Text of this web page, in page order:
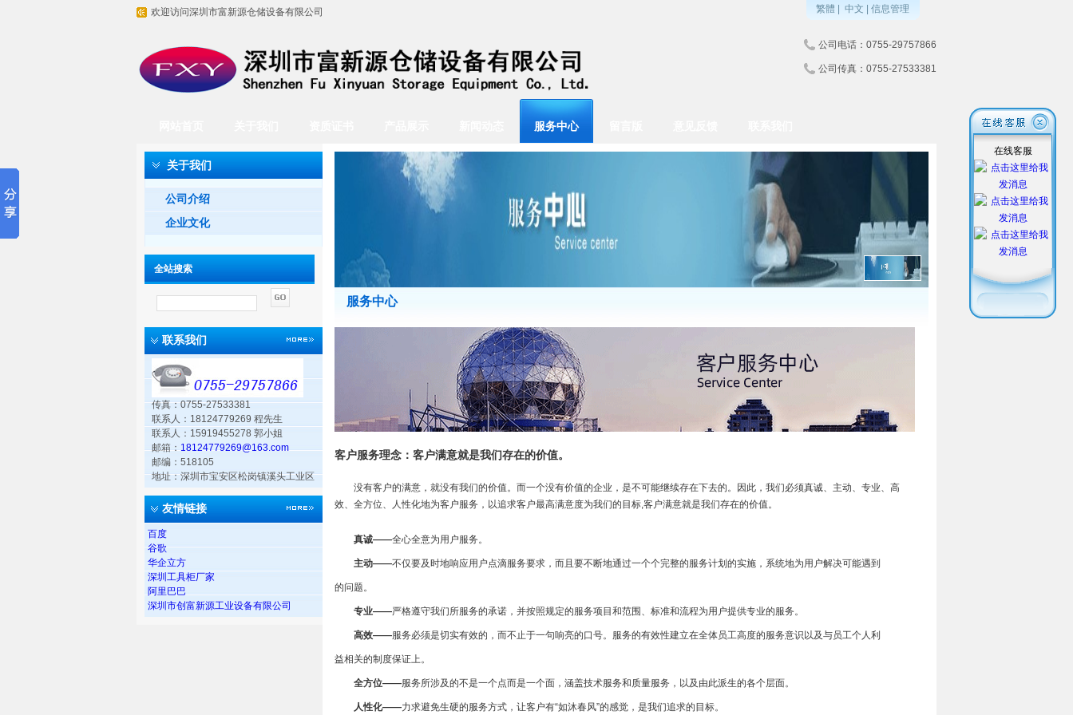
欢迎访问深圳市富新源仓储设备有限公司 繁體 中文 信息管理
公司电话：0755-29757866
公司传真：0755-27533381
服务中心
关于我们
公司介绍
企业文化
全站搜索
联系我们
传真：0755-27533381
联系人：18124779269 程先生
联系人：15919455278 郭小姐
邮箱：18124779269@163.com
邮编：518105
地址：深圳市宝安区松岗镇溪头工业区
友情链接
百度
谷歌
华企立方
深圳工具柜厂家
阿里巴巴
深圳市创富新源工业设备有限公司
服务中心
客户服务理念：客户满意就是我们存在的价值。
没有客户的满意，就没有我们的价值。而一个没有价值的企业，是不可能继续存在下去的。因此，我们必须真诚、主动、专业、高
效、全方位、人性化地为客户服务，以追求客户最高满意度为我们的目标,客户满意就是我们存在的价值。
真诚——全心全意为用户服务。
主动——不仅要及时地响应用户点滴服务要求，而且要不断地通过一个个完整的服务计划的实施，系统地为用户解决可能遇到
的问题。
专业——严格遵守我们所服务的承诺，并按照规定的服务项目和范围、标准和流程为用户提供专业的服务。
高效——服务必须是切实有效的，而不止于一句响亮的口号。服务的有效性建立在全体员工高度的服务意识以及与员工个人利
益相关的制度保证上。
全方位——服务所涉及的不是一个点而是一个面，涵盖技术服务和质量服务，以及由此派生的各个层面。
人性化——力求避免生硬的服务方式，让客户有“如沐春风”的感觉，是我们追求的目标。
在线客服